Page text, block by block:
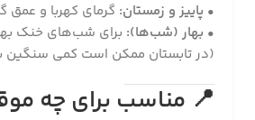
• پاییز و زمستان: گرمای کهربا و
• بهار (شب‌ها): برای شب‌های خنک
(در تابستان ممکن است کمی سنگین
📍 مناسب برای چه